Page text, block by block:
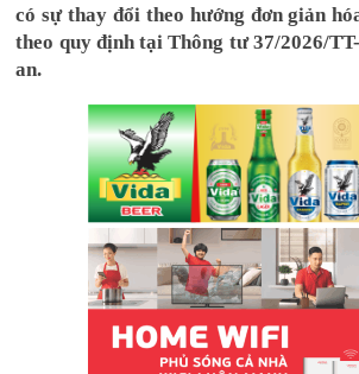
có sự thay đổi theo hướng đơn giản
theo quy định tại Thông tư 37/2026/
an.